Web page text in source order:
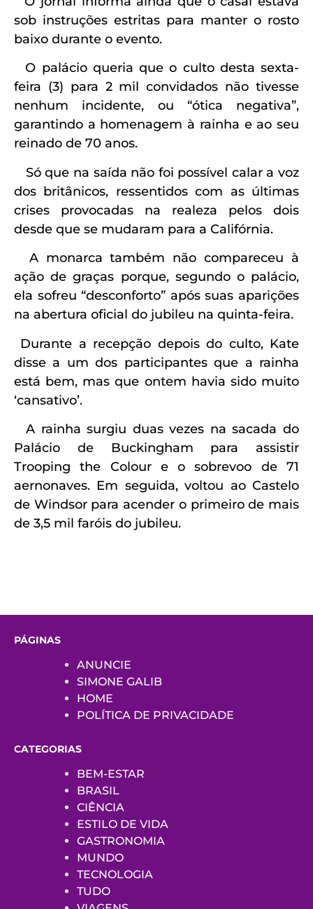
sob instruções estritas para manter o rosto
baixo durante o evento.
O palácio queria que o culto desta sexta-
feira (3) para 2 mil convidados não tivesse
nenhum incidente, ou “ótica negativa”,
garantindo a homenagem à rainha e ao seu
reinado de 70 anos.
Só que na saída não foi possível calar a voz
dos britânicos, ressentidos com as últimas
crises provocadas na realeza pelos dois
desde que se mudaram para a Califórnia.
A monarca também não compareceu à
ação de graças porque, segundo o palácio,
ela sofreu “desconforto” após suas aparições
na abertura oficial do jubileu na quinta-feira.
Durante a recepção depois do culto, Kate
disse a um dos participantes que a rainha
está bem, mas que ontem havia sido muito
‘cansativo’.
A rainha surgiu duas vezes na sacada do
Palácio de Buckingham para assistir
Trooping the Colour e o sobrevoo de 71
aernonaves. Em seguida, voltou ao Castelo
de Windsor para acender o primeiro de mais
de 3,5 mil faróis do jubileu.
PÁGINAS
ANUNCIE
SIMONE GALIB
HOME
POLÍTICA DE PRIVACIDADE
CATEGORIAS
BEM-ESTAR
BRASIL
CIÊNCIA
ESTILO DE VIDA
GASTRONOMIA
MUNDO
TECNOLOGIA
TUDO